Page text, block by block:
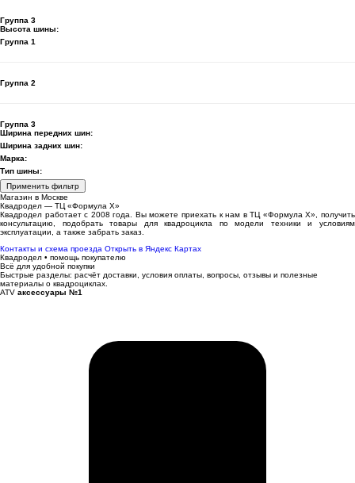
Группа 3
Высота шины:
Группа 1
Группа 2
Группа 3
Ширина передних шин:
Ширина задних шин:
Марка:
Тип шины:
Применить фильтр
Магазин в Москве
Квадродел — ТЦ «Формула Х»
Квадродел работает с 2008 года. Вы можете приехать к нам в ТЦ «Формула Х», получить
консультацию, подобрать товары для квадроцикла по модели техники и условиям
эксплуатации, а также забрать заказ.
Контакты и схема проезда Открыть в Яндекс Картах
Квадродел • помощь покупателю
Всё для удобной покупки
Быстрые разделы: расчёт доставки, условия оплаты, вопросы, отзывы и полезные
материалы о квадроциклах.
ATV аксессуары №1